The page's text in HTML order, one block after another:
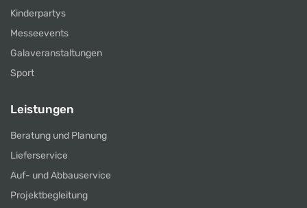
Kinderpartys
Messeevents
Galaveranstaltungen
Sport
Leistungen
Beratung und Planung
Lieferservice
Auf- und Abbauservice
Projektbegleitung